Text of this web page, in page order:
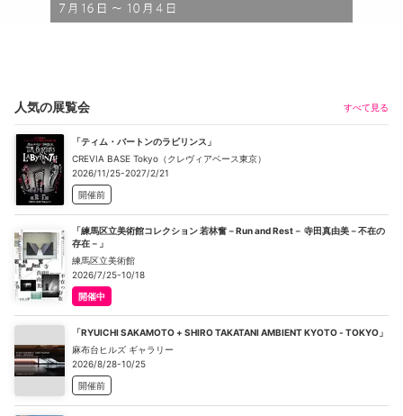
人気の展覧会 すべて見る
「ティム・バートンのラビリンス」
CREVIA BASE Tokyo（クレヴィアベース東京）
2026/11/25-2027/2/21
開催前
「練馬区立美術館コレクション 若林奮－Run and Rest－ 寺田真由美－不在の
存在－」
練馬区立美術館
2026/7/25-10/18
開催中
「RYUICHI SAKAMOTO + SHIRO TAKATANI AMBIENT KYOTO - TOKYO」
麻布台ヒルズ ギャラリー
2026/8/28-10/25
開催前